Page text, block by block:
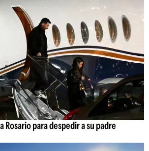
Rosario para despedir a su padre